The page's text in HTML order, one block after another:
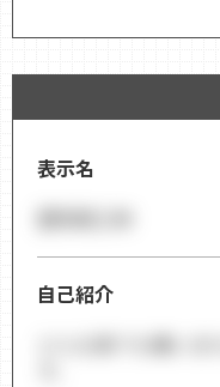
表示名
自己紹介